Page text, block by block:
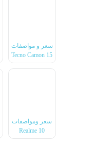
سعر و مواصفات
Tecno Camon 15
سعر ومواصفات
Realme 10